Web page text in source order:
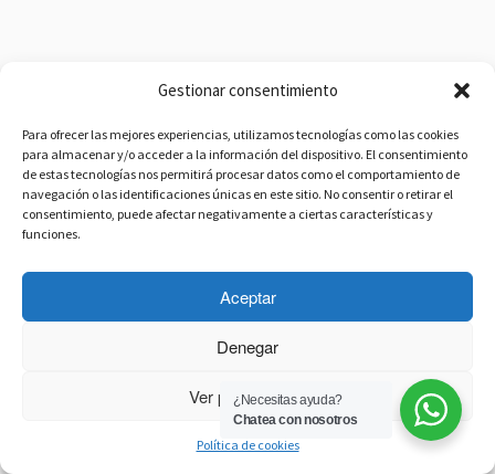
Gestionar consentimiento
Para ofrecer las mejores experiencias, utilizamos tecnologías como las cookies
para almacenar y/o acceder a la información del dispositivo. El consentimiento
de estas tecnologías nos permitirá procesar datos como el comportamiento de
navegación o las identificaciones únicas en este sitio. No consentir o retirar el
consentimiento, puede afectar negativamente a ciertas características y
funciones.
Aceptar
Denegar
Ver preferencias
Política de cookies
Funciona con ·Diseñado con el
¿Necesitas ayuda?
Chatea con nosotros